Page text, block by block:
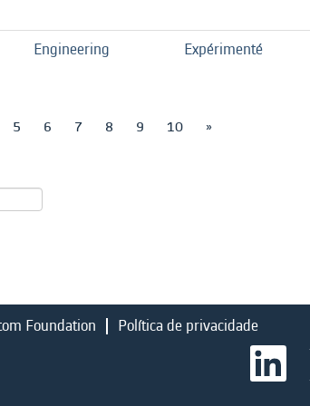
Engineering Expérimenté
5 6 7 8 9 10 »
Foundation
Política de privacidade
A
r